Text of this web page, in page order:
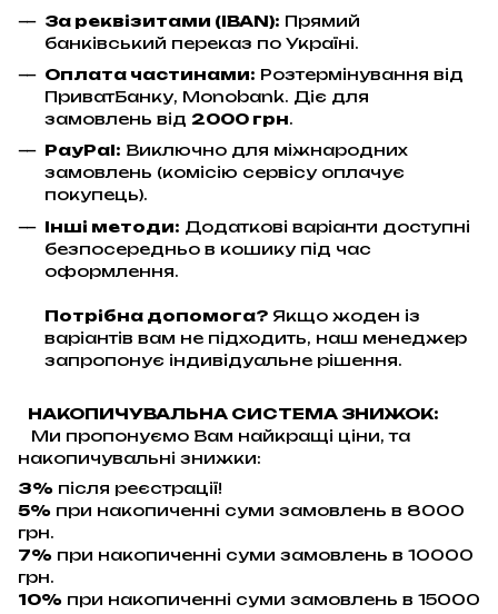
За реквізитами (IBAN): Прямий
банківський переказ по Україні.
Оплата частинами: Розтермінування від
ПриватБанку, Monobank. Діє для
замовлень від 2000 грн.
PayPal: Виключно для міжнародних
замовлень (комісію сервісу оплачує
покупець).
Інші методи: Додаткові варіанти доступні
безпосередньо в кошику під час
оформлення.
Потрібна допомога? Якщо жоден із
варіантів вам не підходить, наш менеджер
запропонує індивідуальне рішення.
НАКОПИЧУВАЛЬНА СИСТЕМА ЗНИЖОК:
Ми пропонуємо Вам найкращі ціни, та
накопичувальні знижки:
3% після реєстрації!
5% при накопиченні суми замовлень в 8000
грн.
7% при накопиченні суми замовлень в 10000
грн.
10% при накопиченні суми замовлень в 15000